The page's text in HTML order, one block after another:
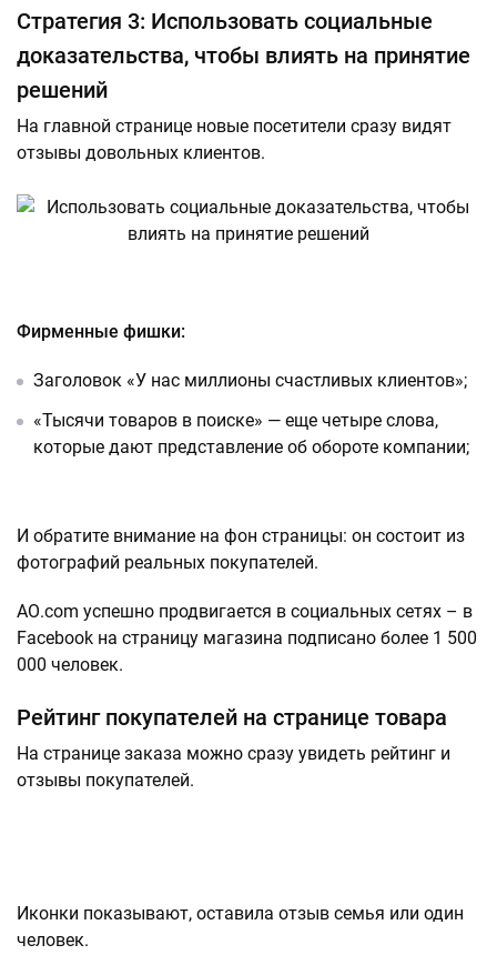
Стратегия 3: Использовать социальные
доказательства, чтобы влиять на принятие
решений
На главной странице новые посетители сразу видят
отзывы довольных клиентов.
Фирменные фишки:
Заголовок «У нас миллионы счастливых клиентов»;
«Тысячи товаров в поиске» — еще четыре слова,
которые дают представление об обороте компании;
И обратите внимание на фон страницы: он состоит из
фотографий реальных покупателей.
АО.com успешно продвигается в социальных сетях – в
Facebook на страницу магазина подписано более 1 500
000 человек.
Рейтинг покупателей на странице товара
На странице заказа можно сразу увидеть рейтинг и
отзывы покупателей.
Иконки показывают, оставила отзыв семья или один
человек.